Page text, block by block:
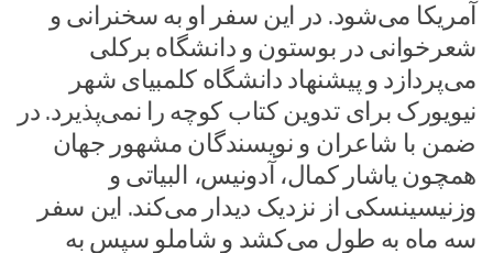
آمریکا می‌شود. در این سفر او به سخنرانی و
شعرخوانی در بوستون و دانشگاه برکلی
می‌پردازد و پیشنهاد دانشگاه کلمبیای شهر
نیویورک برای تدوین کتاب کوچه را نمی‌پذیرد. در
ضمن با شاعران و نویسندگان مشهور جهان
همچون یاشار کمال، آدونیس، البیاتی و
وزنیسینسکی از نزدیک دیدار می‌کند. این سفر
سه ماه به طول می‌کشد و شاملو سپس به